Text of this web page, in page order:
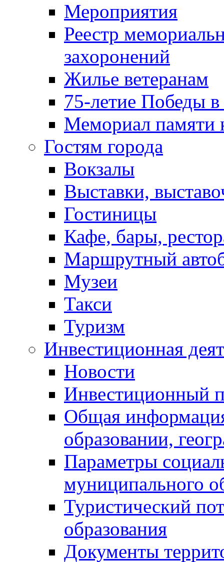
Мероприятия
Реестр
захоронений
Жилье ветеранам
75-летие Победы
Мемориал памяти
Гостям города
Вокзалы
Выставки,
Гостиницы
Кафе, бары,
Маршрутный
Музеи
Такси
Туризм
Инвестиционная
Новости
Инвестиционный
Общая
образовании,
Параметры
муниципального
Туристический
образования
Документы